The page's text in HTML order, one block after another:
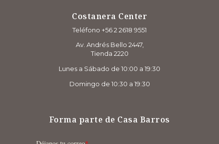
Costanera Center
Teléfono +56 2 2618 9551
Av. Andrés Bello 2447,
Tienda 2220
Lunes a Sábado de 10:00 a 19:30
Domingo de 10:30 a 19:30
Forma parte de Casa Barros